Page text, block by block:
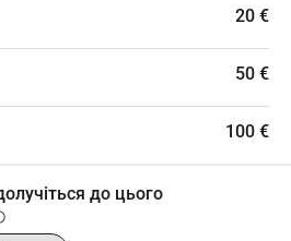
20 €
50 €
100 €
до цього